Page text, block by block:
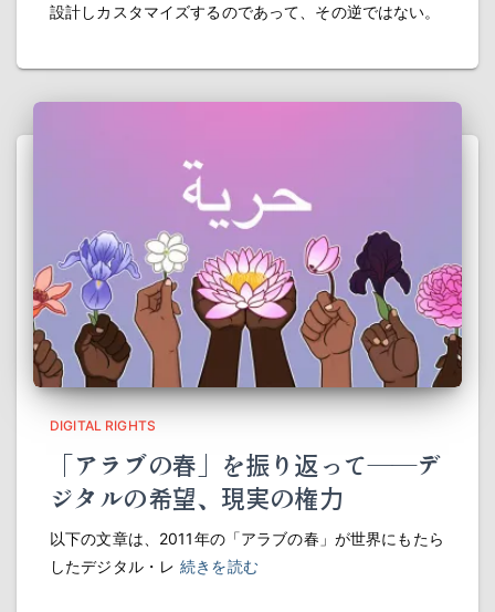
設計しカスタマイズするのであって、その逆ではない。
DIGITAL RIGHTS
「アラブの春」を振り返って――デ
ジタルの希望、現実の権力
以下の文章は、2011年の「アラブの春」が世界にもたら
したデジタル・レ 続きを読む